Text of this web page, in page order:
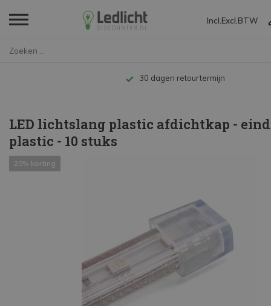
Incl. Excl. BTW
Tot 10 jaar garantie
LED lichtslang plastic afdichtkap -
plastic - 10 stuks
20% korting